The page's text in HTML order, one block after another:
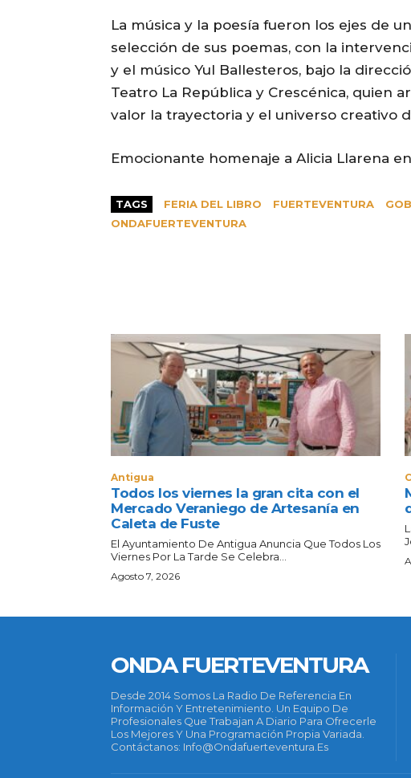
La música y la poesía fueron los ejes de
selección de sus poemas, con la
y el músico Yul Ballesteros, bajo la
Teatro La República y Crescénica, quien
valor la trayectoria y el universo creativo
Emocionante homenaje a Alicia Llarena
TAGS FERIA DEL LIBRO FUERTEVENTURA
ONDAFUERTEVENTURA
Antigua
Todos los viernes la gran cita con el
Mercado Veraniego de Artesanía en
Caleta de Fuste
El Ayuntamiento De Antigua Anuncia Que Todos Los
Viernes Por La Tarde Se Celebra...
Agosto 7, 2026
ONDA FUERTEVENTURA
Desde 2014 Somos La Radio De Referencia En
Información Y Entretenimiento. Un Equipo De
Profesionales Que Trabajan A Diario Para Ofrecerle
Los Mejores Y Una Programación Propia Variada.
Contáctanos: Info@ondafuerteventura.es